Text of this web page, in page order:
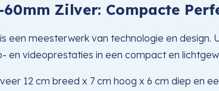
60mm Zilver: Compacte
een meesterwerk van technologie en
videoprestaties in een compact en
12 cm breed x 7 cm hoog x 6 cm diep en